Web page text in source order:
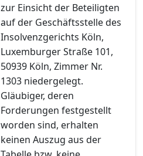
zur Einsicht der Beteiligten
auf der Geschäftsstelle des
Insolvenzgerichts Köln,
Luxemburger Straße 101,
50939 Köln, Zimmer Nr.
1303 niedergelegt.
Gläubiger, deren
Forderungen festgestellt
worden sind, erhalten
keinen Auszug aus der